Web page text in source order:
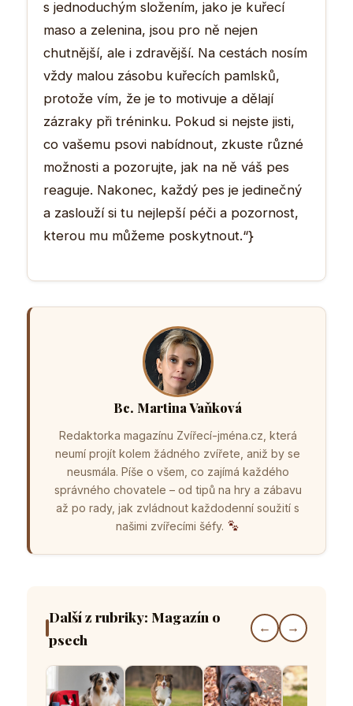
s jednoduchým složením, jako je kuřecí
maso a zelenina, jsou pro ně nejen
chutnější, ale i zdravější. Na cestách nosím
vždy malou zásobu kuřecích pamlsků,
protože vím, že je to motivuje a dělají
zázraky při tréninku. Pokud si nejste jisti,
co vašemu psovi nabídnout, zkuste různé
možnosti a pozorujte, jak na ně váš pes
reaguje. Nakonec, každý pes je jedinečný
a zaslouží si tu nejlepší péči a pozornost,
kterou mu můžeme poskytnout.“}
Bc. Martina Vaňková
Redaktorka magazínu Zvířecí-jména.cz, která
neumí projít kolem žádného zvířete, aniž by se
neusmála. Píše o všem, co zajímá každého
správného chovatele – od tipů na hry a zábavu
až po rady, jak zvládnout každodenní soužití s
našimi zvířecími šéfy.
Další z rubriky: Magazín o
psech
← →